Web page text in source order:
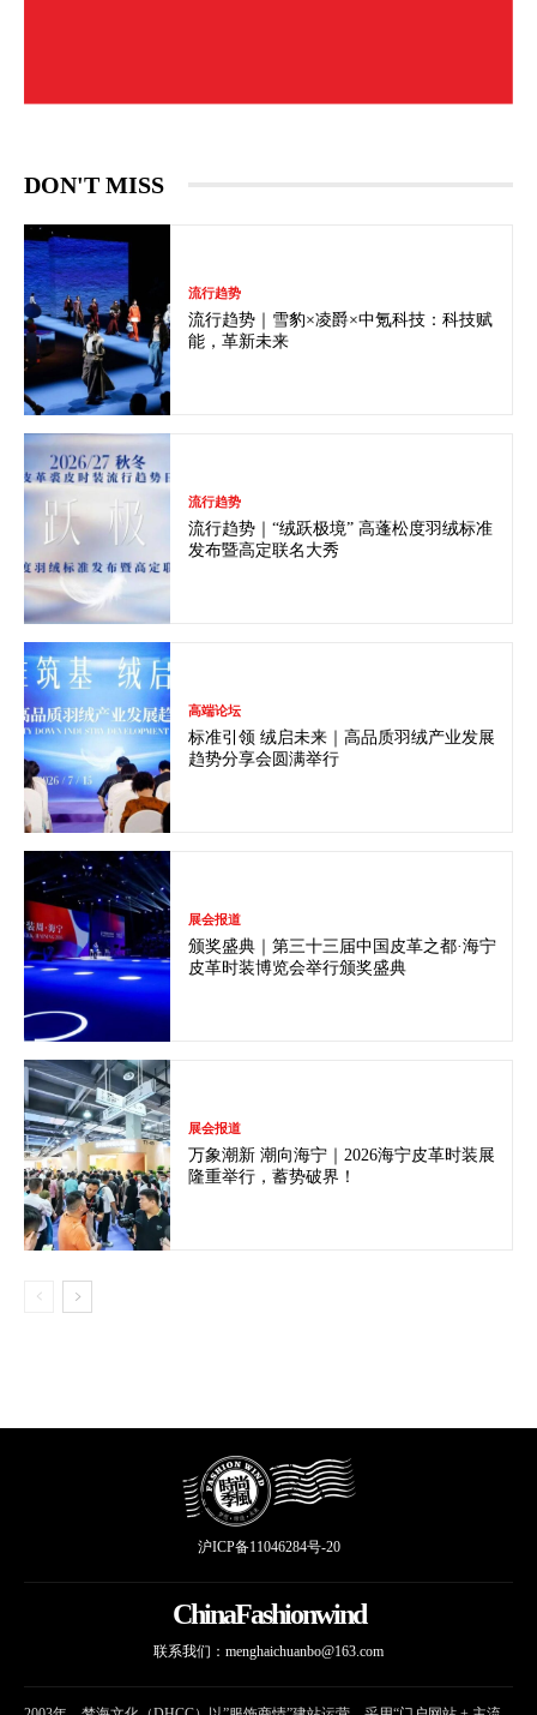
DON'T MISS
流行趋势
流行趋势｜雪豹×凌爵×中氪科技：科技赋
能，革新未来
流行趋势
流行趋势｜“绒跃极境” 高蓬松度羽绒标准
发布暨高定联名大秀
高端论坛
标准引领 绒启未来｜高品质羽绒产业发展
趋势分享会圆满举行
展会报道
颁奖盛典｜第三十三届中国皮革之都·海宁
皮革时装博览会举行颁奖盛典
展会报道
万象潮新 潮向海宁｜2026海宁皮革时装展
隆重举行，蓄势破界！
沪ICP备11046284号-20
ChinaFashionwind
联系我们： menghaichuanbo@163.com